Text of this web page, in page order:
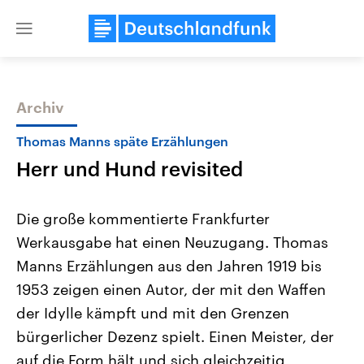
Close
Themen
Landtagswahl Sachsen-Anhalt
2026
Alle Informationen
Sachsen-Anhalt wählt am 6.
September 2026 einen neuen
Landtag. Seit 2021 wird das
Bundesland von einer Koalition aus
USA
Aktuelle Beiträge,
Hintergründe
Wirtschaftlich und
gehören die Vereinigten
den mächtigsten Ländern
mit großem Einfluss auf
Archiv
Thomas Manns späte Erzählungen
Herr und Hund revisited
Die große kommentierte Frankfurter
Werkausgabe hat einen Neuzugang. Thomas
Manns Erzählungen aus den Jahren 1919 bis
1953 zeigen einen Autor, der mit den Waffen
der Idylle kämpft und mit den Grenzen
bürgerlicher Dezenz spielt. Einen Meister, der
auf die Form hält und sich gleichzeitig